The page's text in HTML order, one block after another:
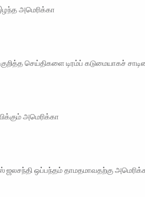
அமெரிக்கா
செய்திகளை டிரம்ப் கடுமையாகச்
அமெரிக்கா
ஒப்பந்தம் தாமதமாவதற்கு